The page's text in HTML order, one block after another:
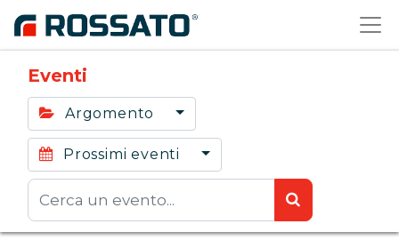
Eventi
Argomento
Prossimi eventi